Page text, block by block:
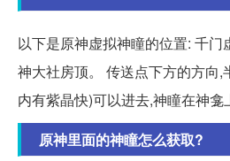
以下是原神虚拟神瞳的位置: 千门
神大社房顶。 传送点下方的方向,
内有紫晶快)可以进去,神瞳在神龛
原神里面的神瞳怎么获取?